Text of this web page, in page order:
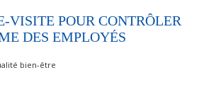
VISITE POUR CONTRÔLER
DES EMPLOYÉS
bien-être